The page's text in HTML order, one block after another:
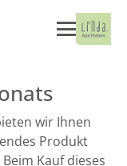
wir Ihnen
Produkt
Kauf dieses